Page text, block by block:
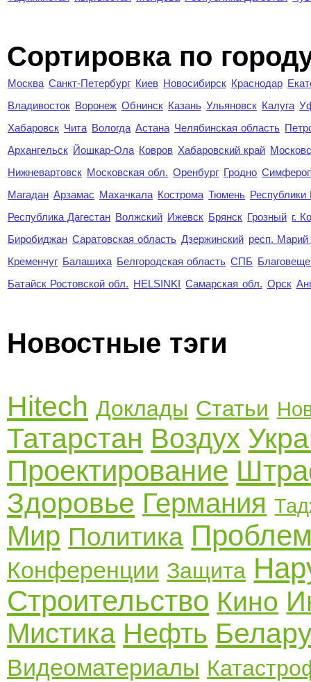
Cортировка по
Москва Санкт-Петербург Киев Новосибирск Краснодар
Владивосток Воронеж Обнинск Казань Ульяновск Калуга
Хабаровск Чита Вологда Астана Челябинская область
Архангельск Йошкар-Ола Ковров Хабаровский край
Нижневартовск Московская обл. Оренбург Гродно
Магадан Арзамас Махачкала Кострома Тюмень Республики
Республика Дагестан Волжский Ижевск Брянск Грозный г.
Биробиджан Саратовская область Дзержинский респ.
Кременчуг Балашиха Белгородская область СПБ
Батайск Ростовской обл. HELSINKI Самарская обл. Орск
Новостные тэги
Hitech Доклады Статьи
Татарстан Воздух
Проектирование
Здоровье Германия
Мир Политика
Конференции Защита
Строительство Кино
Мистика Нефть
Видеоматериалы